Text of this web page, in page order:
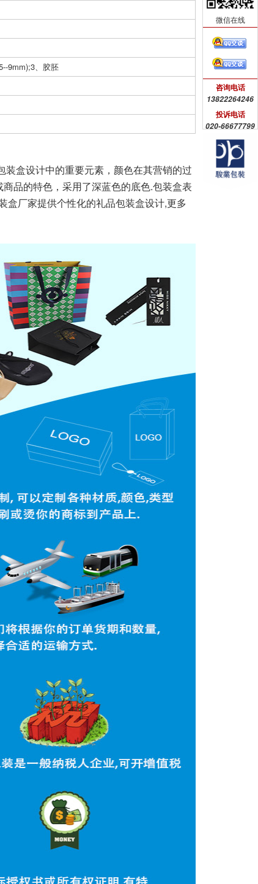
9mm);3、胶胚
装盒设计中的重要元素，颜色在其营销的过
品的特色，采用了深蓝色的底色.包装盒表
盒厂家提供个性化的礼品包装盒设计,更多
微信在线
咨询电话
13822264246
投诉电话
020-66677799